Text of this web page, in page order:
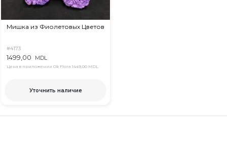
Мишка из Фиолетовых Цветов
#4173
1499,00 MDL
Цена в приложении Ok Flora 1449,00 MDL
Уточнить наличие